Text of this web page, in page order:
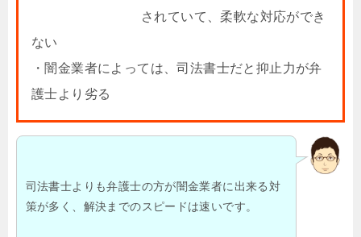
されていて、柔軟な対応ができ
ない
・闇金業者によっては、司法書士だと抑止力が弁
護士より劣る
司法書士よりも弁護士の方が闇金業者に出来る対
策が多く、解決までのスピードは速いです。